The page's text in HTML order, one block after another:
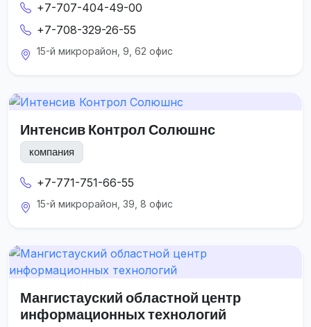
+7-707-404-49-00
+7-708-329-26-55
15-й микрорайон, 9, 62 офис
Интенсив Контрол Солюшнс
компания
+7-771-751-66-55
15-й микрорайон, 39, 8 офис
Мангистауский областной центр
информационных технологий